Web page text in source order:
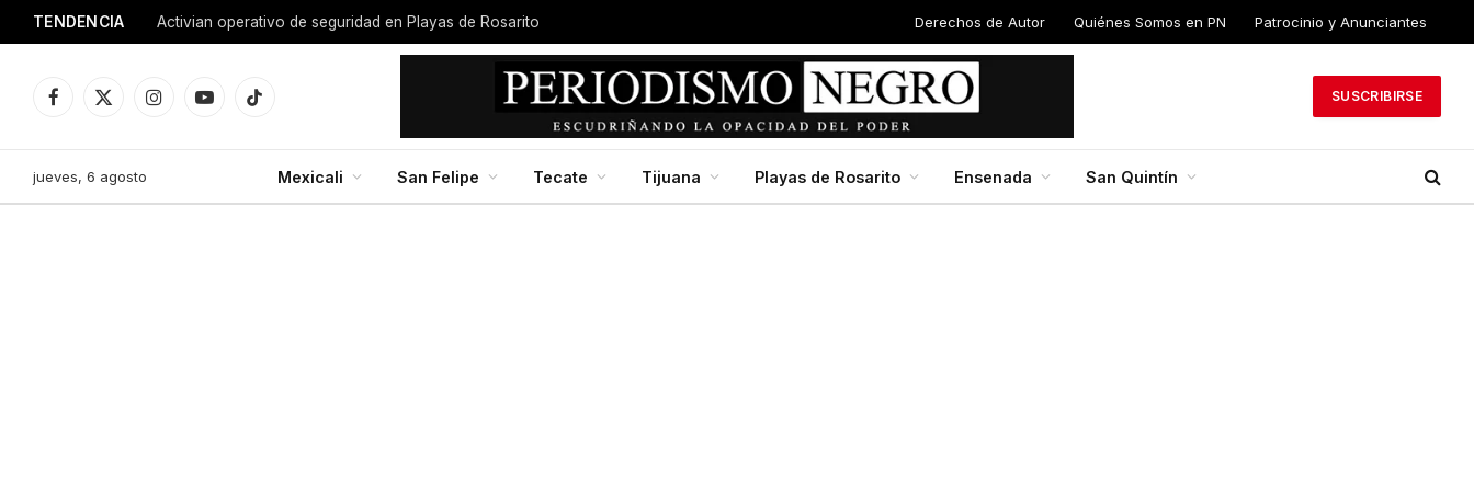
TENDENCIA Activian operativo de seguridad en Playas de Rosarito Derechos de Autor Quiénes Somos en PN Patrocinio y Anunciantes
Facebook
X
InstagramYouTubeTikTok
SUSCRIBIRSE
jueves, 6 agosto Mexicali San Felipe Tecate Tijuana Playas de Rosarito Ensenada San Quintín